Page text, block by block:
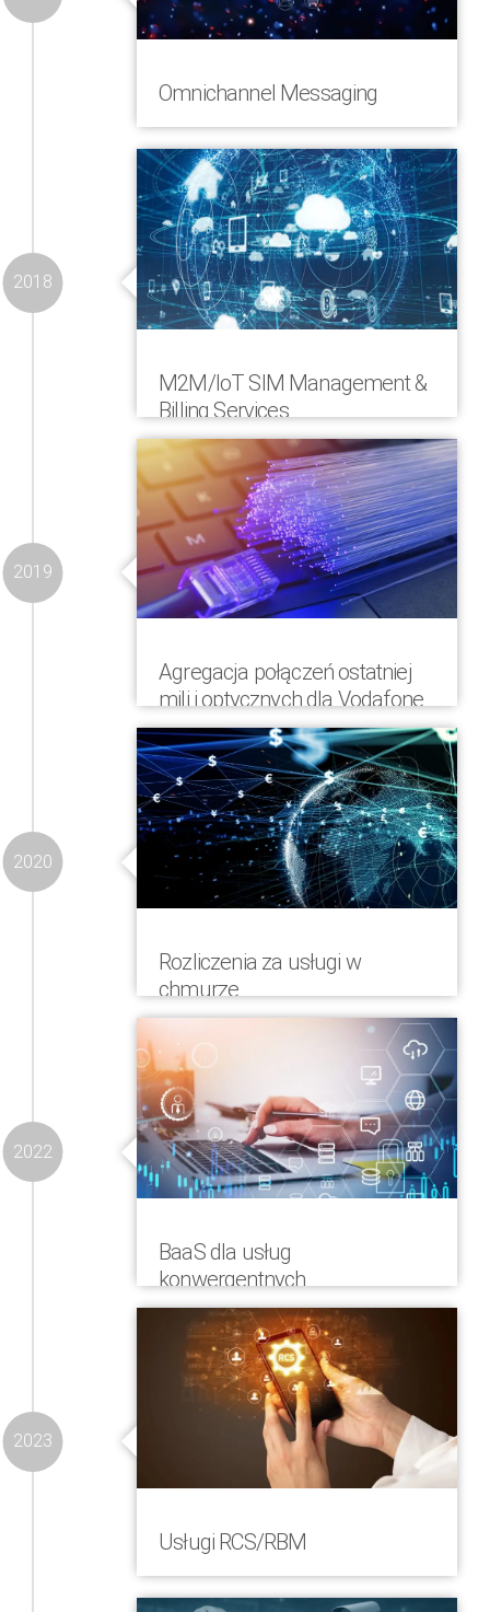
działalność jako wspólne
przedsięwzięcie grupy COOP, Vodafone i
Omnichannel Messaging
COMVERGA wprowadziła na szybko
rozwijający się rynek przesyłania
wiadomości swoje rozwiązanie
Omnichannel, które umożliwia
partnerom i klientom łączenie różnych
typów komunikatów w komunikacji
M2M/IoT SIM Management &
Billing Services
COMVERGA wprowadziła PaaS
(Platform as a Service) do zarządzania
kartami SIM i rozliczeń na rynku M2M i
IoT
2018
Agregacja połączeń ostatniej
mili i optycznych dla Vodafone
CZ
Quadruple, spółka zależna COMVERGA,
uruchomiła usługę agregacji
przyłączania lokalnych operatorów
kablowych i optycznych do oferty
Vodafone CZ
2019
Rozliczenia za usługi w
chmurze
Usługi bilingowe świadczone w formule
PaaS zostały rozszerzone także o
obszar usług chmurowych
infrastruktury
2020
BaaS dla usług
konwergentnych
Do portfolio COMVERGA dodano Billing-
as-a-Service (BaaS), billing jako usługę
dla usług konwergentnych,
telekomunikacyjnych i
nietelekomunikacyjnych
2022
Usługi RCS/RBM
Usługi RCS – Rich Communication
2023